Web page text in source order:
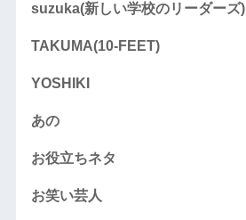
suzuka(新しい学校のリーダーズ)
TAKUMA(10-FEET)
YOSHIKI
あの
お役立ちネタ
お笑い芸人